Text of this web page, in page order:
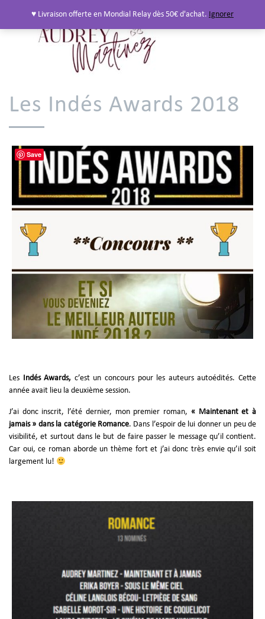
Les Indés Awards 2018
Les Indés Awards, c’est un concours pour les auteurs autoédités. Cette
année avait lieu la deuxième session.
J’ai donc inscrit, l’été dernier, mon premier roman, « Maintenant et à
jamais » dans la catégorie Romance. Dans l’espoir de lui donner un peu de
visibilité, et surtout dans le but de faire passer le message qu’il contient.
Car oui, ce roman aborde un thème fort et j’ai donc très envie qu’il soit
largement lu!
♥ Livraison offerte en Mondial Relay dès 50€ d'achat. Ignorer
Save